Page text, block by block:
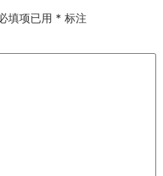
填项已用 * 标注